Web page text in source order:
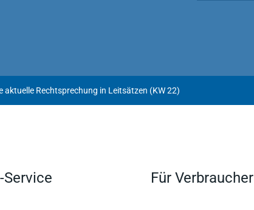
aktuelle Rechtsprechung in Leitsätzen (KW 22)
Für Verbraucher